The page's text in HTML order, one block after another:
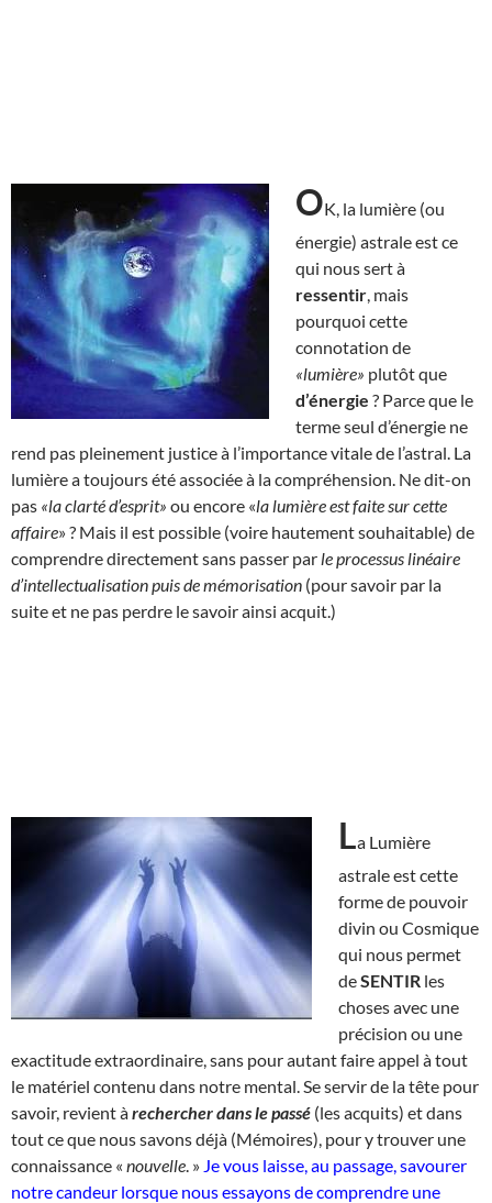
OK, la lumière (ou
énergie) astrale est ce
qui nous sert à
ressentir , mais
pourquoi cette
connotation de
«lumière» plutôt que
d’énergie ? Parce que le
terme seul d’énergie ne
rend pas pleinement justice à l’importance vitale de l’astral. La
lumière a toujours été associée à la compréhension. Ne dit-on
pas «la clarté d’esprit» ou encore «la lumière est faite sur cette
affaire» ? Mais il est possible (voire hautement souhaitable) de
comprendre directement sans passer par le processus linéaire
d’intellectualisation puis de mémorisation (pour savoir par la
suite et ne pas perdre le savoir ainsi acquit.)
La Lumière
astrale est cette
forme de pouvoir
divin ou Cosmique
qui nous permet
deSENTIR les
choses avec une
précision ou une
exactitude extraordinaire, sans pour autant faire appel à tout
le matériel contenu dans notre mental. Se servir de la tête pour
savoir, revient àrechercher dans le passé (les acquits) et dans
tout ce que nous savons déjà (Mémoires), pour y trouver une
connaissance « nouvelle . » Je vous laisse, au passage, savourer
notre candeur lorsque nous essayons de comprendre une